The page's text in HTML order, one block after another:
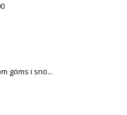
göms i snö...